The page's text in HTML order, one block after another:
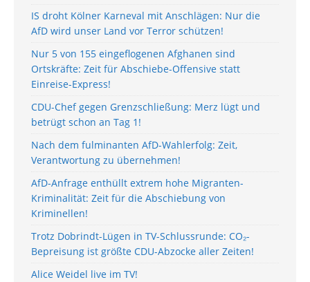
IS droht Kölner Karneval mit Anschlägen: Nur die
AfD wird unser Land vor Terror schützen!
Nur 5 von 155 eingeflogenen Afghanen sind
Ortskräfte: Zeit für Abschiebe-Offensive statt
Einreise-Express!
CDU-Chef gegen Grenzschließung: Merz lügt und
betrügt schon an Tag 1!
Nach dem fulminanten AfD-Wahlerfolg: Zeit,
Verantwortung zu übernehmen!
AfD-Anfrage enthüllt extrem hohe Migranten-
Kriminalität: Zeit für die Abschiebung von
Kriminellen!
Trotz Dobrindt-Lügen in TV-Schlussrunde: CO₂-
Bepreisung ist größte CDU-Abzocke aller Zeiten!
Alice Weidel live im TV!